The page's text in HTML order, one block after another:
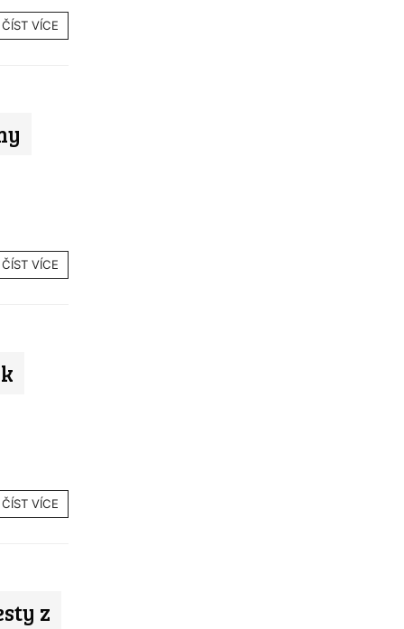
ČÍST VÍCE
ČÍST VÍCE
ČÍST VÍCE
z